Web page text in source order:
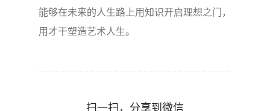
能够在未来的人生路上用知识开启理想之门，
用才干塑造艺术人生。
扫一扫，分享到微信